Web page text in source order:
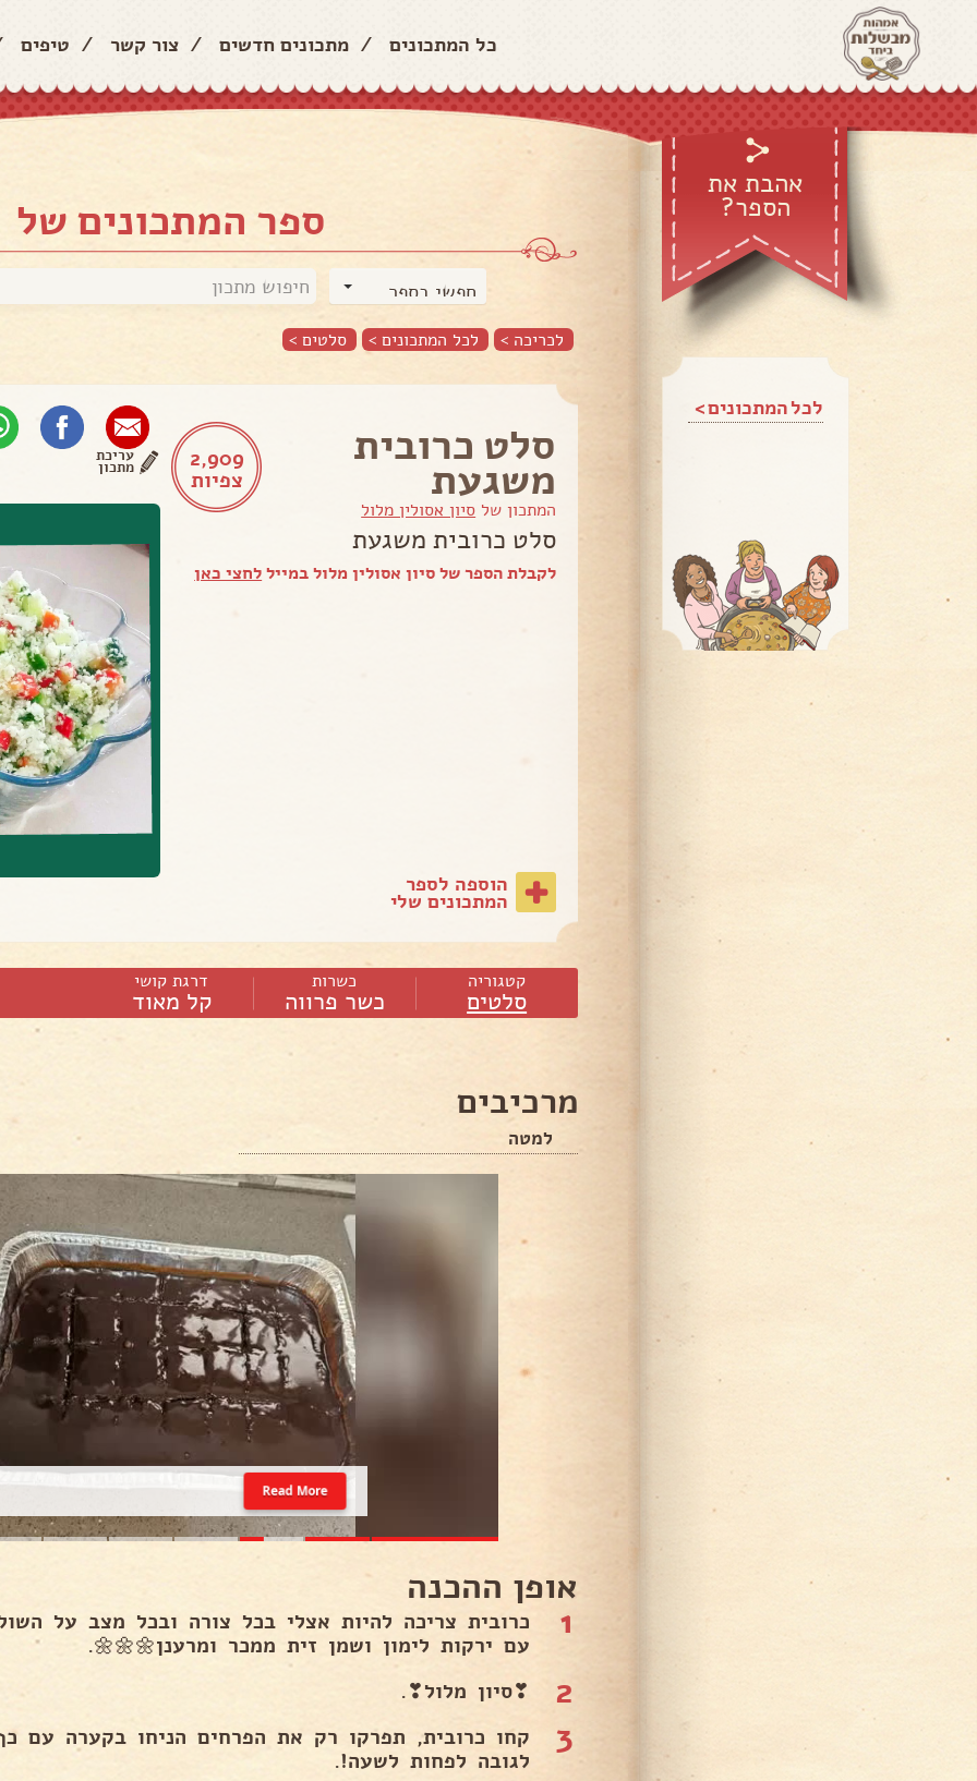
כל המתכונים / מתכונים חדשים / צור קשר / טיפים
אהבת את
הספר?
לכל המתכונים >
ספר המתכונים של
חפשי בספר
לכריכה > לכל המתכונים > סלטים >
2,909
צפיות
סלט כרובית
משגעת
המתכון של סיון אסולין מלול
סלט כרובית משגעת
לקבלת הספר של סיון אסולין מלול במייללחצי כאן
הוספה לספר
המתכונים שלי
עריכת
מתכון
קטגוריה
סלטים
כשרות
כשר פרווה
דרגת קושי
קל מאוד
מרכיבים
למטה
Read More
אופן ההכנה
1
כרובית צריכה להיות אצלי בכל צורה ובכל מצב על
עם ירקות לימון ושמן זית ממכר ומרענן🌼🌼🌼.
2 ❣סיון מלול❣.
3
קחו כרובית, תפרקו רק את הפרחים הניחו בקערה עם
לגובה לפחות לשעה!.